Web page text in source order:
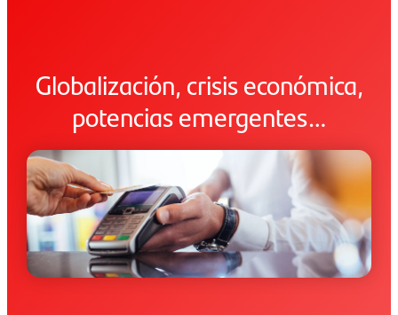
Globalización, crisis económica,
potencias emergentes…